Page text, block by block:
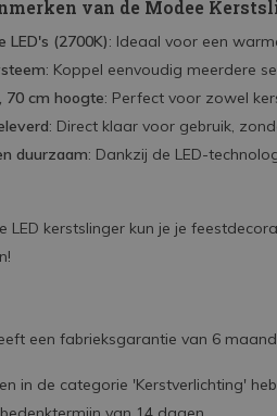
van de Modee
(2700K): Ideaal voor een
: Koppel eenvoudig meerdere
70 cm hoogte: Perfect voor zowel
: Direct klaar voor gebruik,
duurzaam: Dankzij de LED-
LED kerstslinger kun je je
een fabrieksgarantie van 6
in de categorie 'Kerstverlichting'